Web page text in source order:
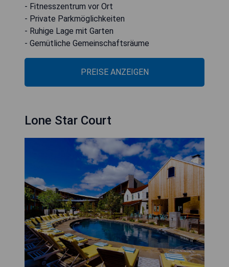
- Fitnesszentrum vor Ort
- Private Parkmöglichkeiten
- Ruhige Lage mit Garten
- Gemütliche Gemeinschaftsräume
PREISE ANZEIGEN
Lone Star Court